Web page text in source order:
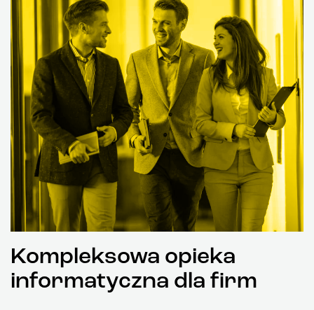
Kompleksowa opieka
informatyczna dla firm